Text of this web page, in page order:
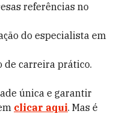
referências no
do especialista em
de carreira prático.
única e garantir
clicar aqui. Mas é